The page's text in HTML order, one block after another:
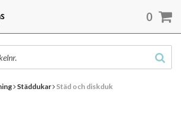
Städdukar Städ och diskduk
0